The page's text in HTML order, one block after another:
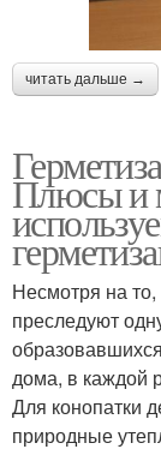
читать дальше →
Плюсы и
Несмотря на то,
преследуют
дома, в каждой
Для конопатки
природные